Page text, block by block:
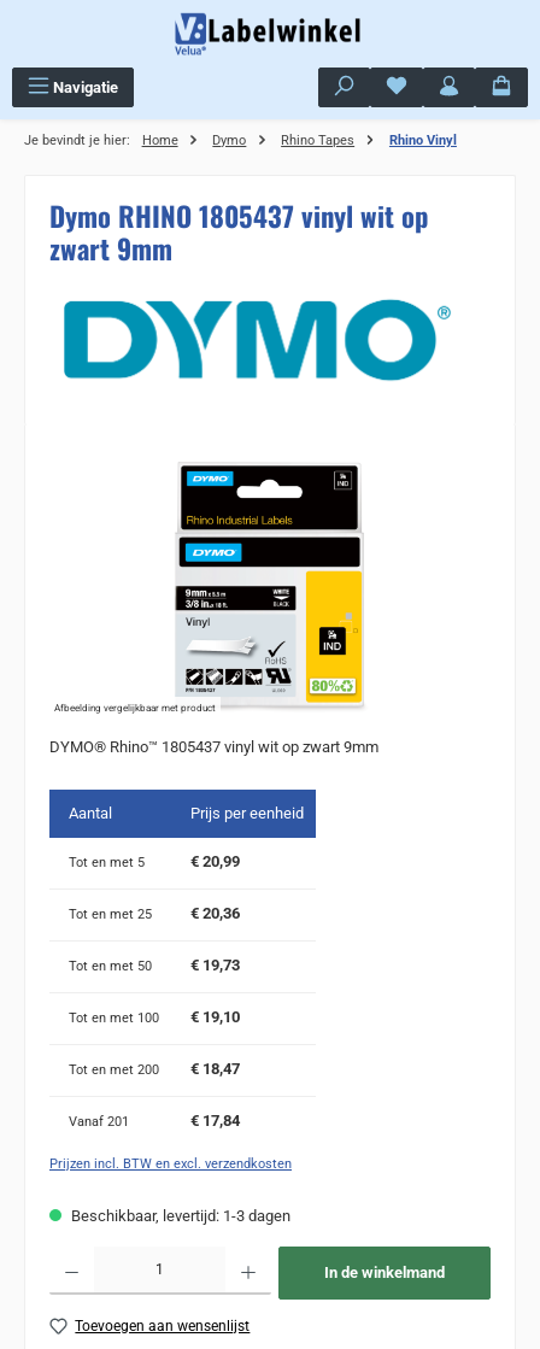
Navigatie Je hebt 0 items op
Je bevindt je hier: Home Dymo Rhino Tapes Rhino Vinyl
Dymo RHINO 1805437 vinyl wit op
zwart 9mm
Sla de afbeeldingengalerij over
Afbeelding vergelijkbaar met product
DYMO® Rhino™ 1805437 vinyl wit op zwart 9mm
Aantal Prijs per eenheid
Tot en met 5 € 20,99
Tot en met 25 € 20,36
Tot en met 50 € 19,73
Tot en met 100 € 19,10
Tot en met 200 € 18,47
Vanaf 201 € 17,84
Prijzen incl. BTW en excl. verzendkosten
Beschikbaar, levertijd: 1-3 dagen
In de winkelmand
Toevoegen aan wensenlijst